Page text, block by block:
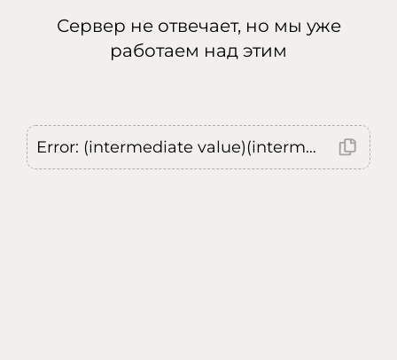
Сервер не отвечает, но мы уже
работаем над этим
Error: (intermediate value)(intermediate value)(intermediate value).replaceAll is not a function